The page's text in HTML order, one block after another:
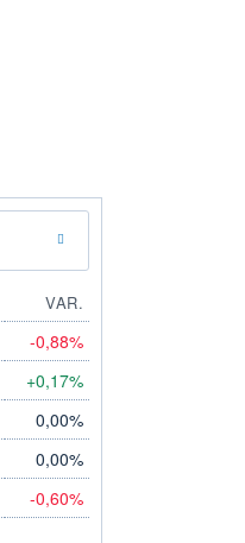
VAR.
-0,88%
+0,17%
0,00%
0,00%
-0,60%